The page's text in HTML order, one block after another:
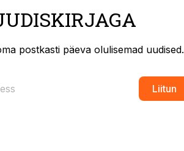
postkasti päeva olulisemad uudised.
Liitun